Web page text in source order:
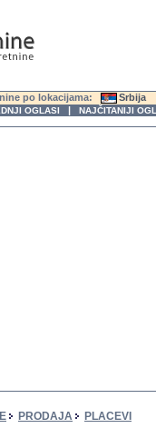
po lokacijama: Srbija
OGLASI | NAJČITANIJI
PRODAJA PLACEVI